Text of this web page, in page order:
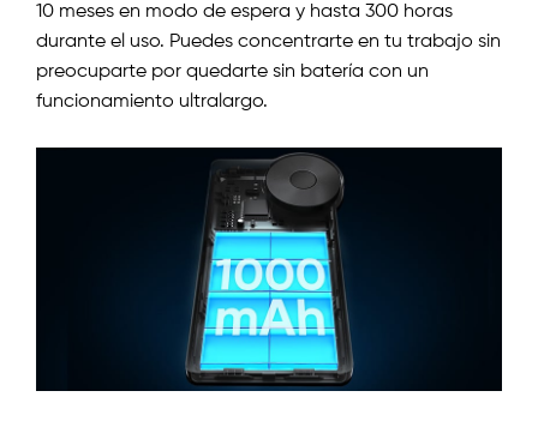
10 meses en modo de espera y hasta 300 horas
durante el uso. Puedes concentrarte en tu trabajo sin
preocuparte por quedarte sin batería con un
funcionamiento ultralargo.